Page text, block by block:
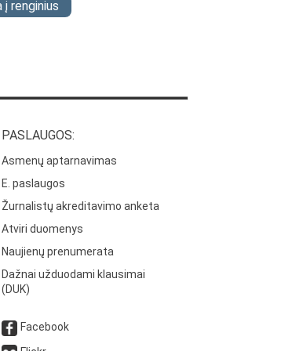
į renginius
PASLAUGOS:
Asmenų aptarnavimas
E. paslaugos
Žurnalistų akreditavimo anketa
Atviri duomenys
Naujienų prenumerata
Dažnai užduodami klausimai
(DUK)
Facebook